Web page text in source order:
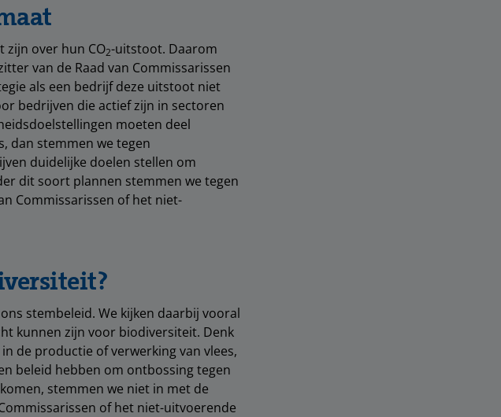
zijn over hun CO2-uitstoot. Daarom
van de Raad van Commissarissen
als een bedrijf deze uitstoot niet
bedrijven die actief zijn in sectoren
moeten deel
dan stemmen we tegen
duidelijke doelen stellen om
dit soort plannen stemmen we tegen
Commissarissen of het niet-
stembeleid. We kijken daarbij vooral
kunnen zijn voor biodiversiteit. Denk
de productie of verwerking van vlees,
beleid hebben om ontbossing tegen
stemmen we niet in met de
of het niet-uitvoerende